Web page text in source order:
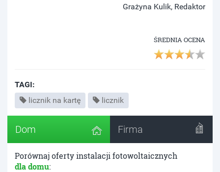
Grażyna Kulik, Redaktor
ŚREDNIA OCENA
TAGI:
licznik na kartę
licznik
Dom Firma
Porównaj oferty instalacji fotowoltaicznych
dla domu: